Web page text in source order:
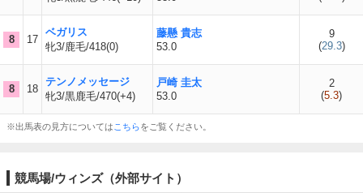
8 17
ベガリス
牝3/鹿毛/418(0)
藤懸 貴志
53.0
9
(29.3)
8 18
テンノメッセージ
牝3/黒鹿毛/470(+4)
戸崎 圭太
53.0
2
(5.3)
※出馬表の見方については こちらをご覧ください。
競馬場/ウィンズ（外部サイト）